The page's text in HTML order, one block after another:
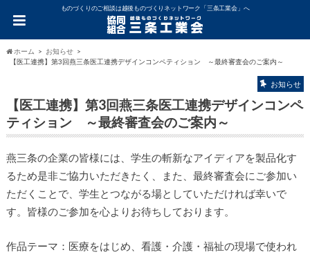
ものづくりのご相談は越後ものづくりネットワーク「三条工業会」へ
ホーム
お知らせ
【医工連携】第3回燕三条医工連携デザインコンペティション ～最終審査会のご案内～
お知らせ
【医工連携】第3回燕三条医工連携デザインコンペ
ティション ～最終審査会のご案内～
燕三条の企業の皆様には、学生の斬新なアイディアを製品化す
るため是非ご協力いただきたく、また、最終審査会にご参加い
ただくことで、学生とつながる場としていただければ幸いで
す。皆様のご参加を心よりお待ちしております。
作品テーマ：医療をはじめ、看護・介護・福祉の現場で使われ